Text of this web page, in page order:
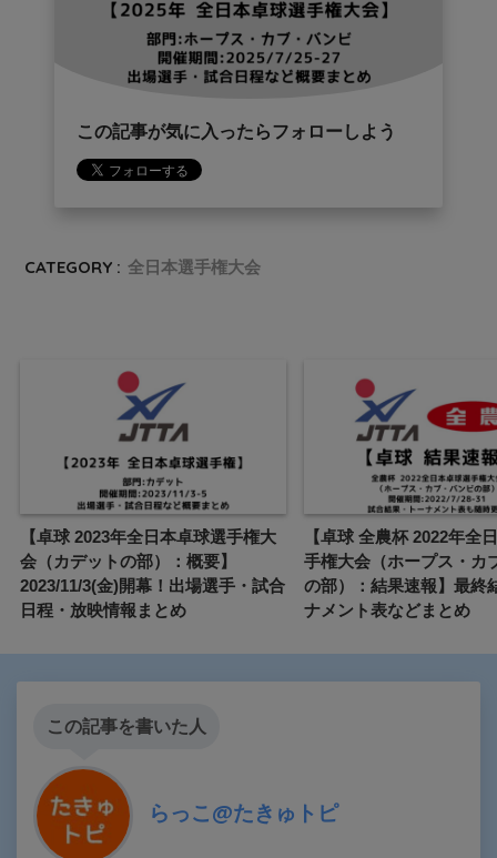
この記事が気に入ったらフォローしよう
CATEGORY : 全日本選手権大会
【卓球 2023年全日本卓球選手権大
会（カデットの部）：概要】
2023/11/3(金)開幕！出場選手・試合
日程・放映情報まとめ
【卓球 全農杯 2022年全
手権大会（ホープス・カ
の部）：結果速報】最終
ナメント表などまとめ
この記事を書いた人
らっこ@たきゅトピ